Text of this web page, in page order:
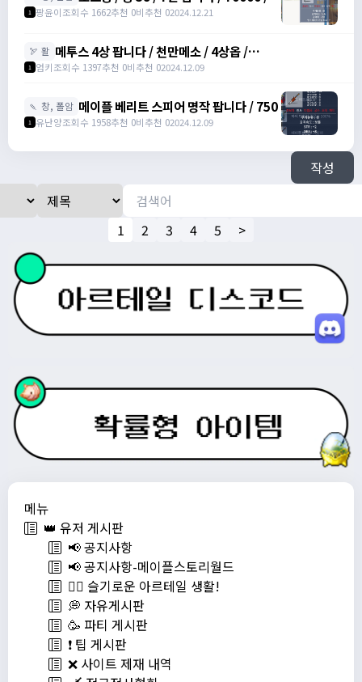
메뉴
👑 유저 게시판
📢 공지사항
📢 공지사항-메이플스토리월드
💁‍♂ 슬기로운 아르테일 생활!
💭 자유게시판
🥳 파티 게시판
❗️ 팁 게시판
❌ 사이트 제재 내역
포크 창 /
https://open.kakao.com/o/szTBqf6g
1 팡윤이조회수 1662추천 0비추천 02024.12.21
🏹 활 메투스 4상 팝니다 / 천만메소 / 4상옵 /
https://open.kakao.com/o/srDmv3Wf
1 엄키조회수 1397추천 0비추천 02024.12.09
🍡 창, 폴암 메이플 베리트 스피어 명작 팝니다 / 750
1 유난양조회수 1958추천 0비추천 02024.12.09
작성
1 2 3 4 5 >